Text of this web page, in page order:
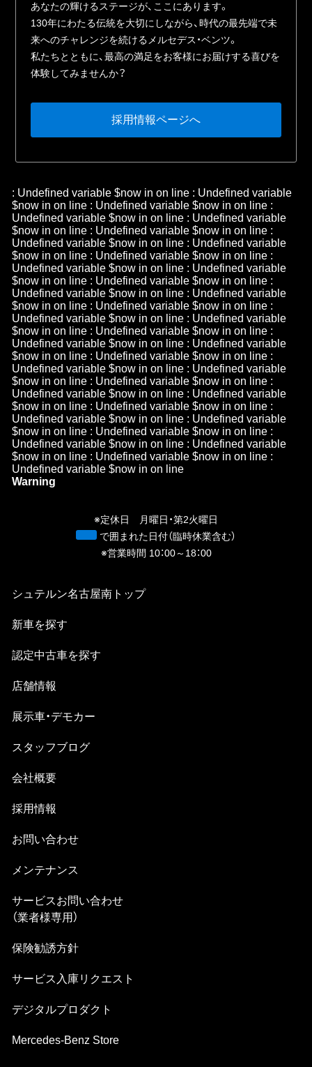
あなたの輝けるステージが、ここにあります。
130年にわたる伝統を⼤切にしながら、時代の最先端で未
来へのチャレンジを続けるメルセデス・ベンツ。
私たちとともに、最⾼の満⾜をお客様にお届けする喜びを
体験してみませんか？
採⽤情報ページへ
: Undefined variable $now inon line : Undefined variable
$now inon line : Undefined variable $now inon line :
Undefined variable $now inon line : Undefined variable
$now inon line : Undefined variable $now inon line :
Undefined variable $now inon line : Undefined variable
$now inon line : Undefined variable $now inon line :
Undefined variable $now inon line : Undefined variable
$now inon line : Undefined variable $now inon line :
Undefined variable $now inon line : Undefined variable
$now inon line : Undefined variable $now inon line :
Undefined variable $now inon line : Undefined variable
$now inon line : Undefined variable $now inon line :
Undefined variable $now inon line : Undefined variable
$now inon line : Undefined variable $now inon line :
Undefined variable $now inon line : Undefined variable
$now inon line : Undefined variable $now inon line :
Undefined variable $now inon line : Undefined variable
$now inon line : Undefined variable $now inon line :
Undefined variable $now inon line : Undefined variable
$now inon line : Undefined variable $now inon line :
Undefined variable $now inon line : Undefined variable
$now inon line : Undefined variable $now inon line :
Undefined variable $now inon line
Warning
※定休日 月曜日・第2火曜日
青
で囲まれた日付（臨時休業含む）
※営業時間 10：00～18：00
シュテルン名古屋南 トップ
新⾞を探す
認定中古⾞を探す
店舗情報
展示車・デモカー
スタッフブログ
会社概要
採⽤情報
お問い合わせ
メンテナンス
サービスお問い合わせ
（業者様専⽤）
保険勧誘方針
サービス⼊庫リクエスト
デジタルプロダクト
Mercedes-Benz Store